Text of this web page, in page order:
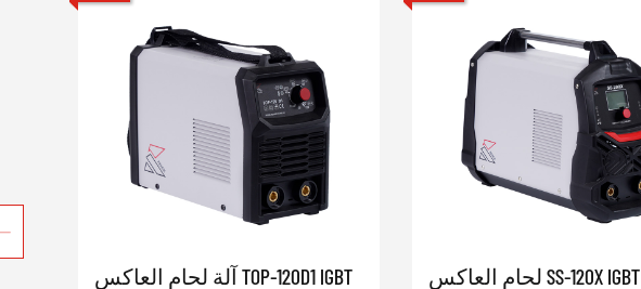
آلة لحام العاكس TOP-120D1 IGBT لحام العاكس SS-120X IGBT